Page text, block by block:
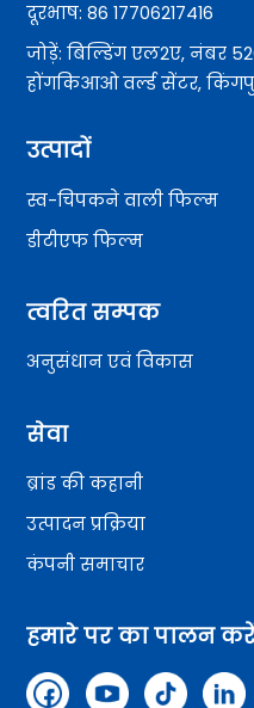
दूरभाष: 86 17706217416
जोड़ें: बिल्डिंग एल2ए, नंबर
होंगकिआओ वर्ल्ड सेंटर,
उत्पादों
स्व-चिपकने वाली फिल्म
डीटीएफ फिल्म
त्वरित सम्पक
अनुसंधान एवं विकास
सेवा
ब्रांड की कहानी
उत्पादन प्रक्रिया
कंपनी समाचार
हमारे पर का पालन